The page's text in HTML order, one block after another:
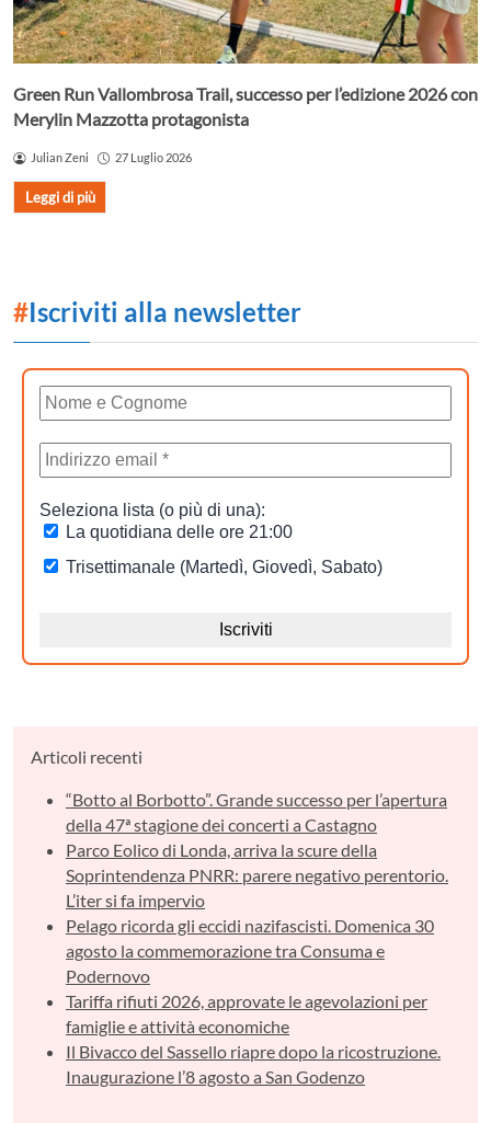
Green Run Vallombrosa Trail, successo per l’edizione 2026 con
Merylin Mazzotta protagonista
Julian Zeni 27 Luglio 2026
Leggi di più
#Iscriviti alla newsletter
Articoli recenti
“Botto al Borbotto”. Grande successo per l’apertura
della 47ª stagione dei concerti a Castagno
Parco Eolico di Londa, arriva la scure della
Soprintendenza PNRR: parere negativo perentorio.
L’iter si fa impervio
Pelago ricorda gli eccidi nazifascisti. Domenica 30
agosto la commemorazione tra Consuma e
Podernovo
Tariffa rifiuti 2026, approvate le agevolazioni per
famiglie e attività economiche
Il Bivacco del Sassello riapre dopo la ricostruzione.
Inaugurazione l’8 agosto a San Godenzo